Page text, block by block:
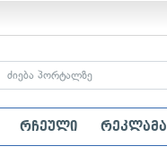
რჩეული რეკლამა